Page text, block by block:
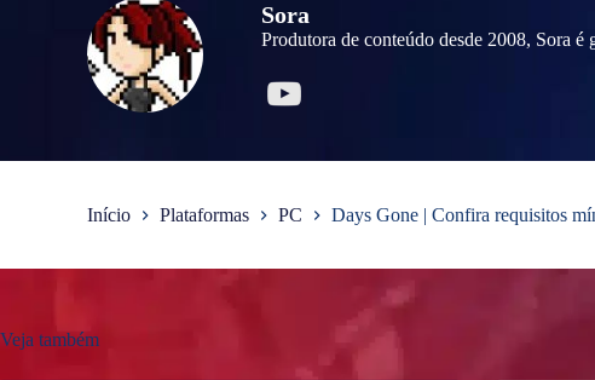
Sora
Produtora de conteúdo desde 2008, Sora
Início Plataformas PC Days Gone | Confira requisitos
Veja também